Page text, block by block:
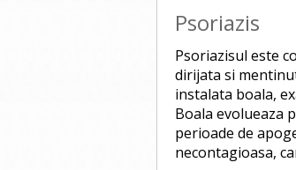
Psoriazis
Psoriazisul este
dirijata si
instalata boala,
Boala evolueaza
perioade de
necontagioasa,